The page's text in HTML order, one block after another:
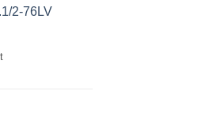
2-76LV